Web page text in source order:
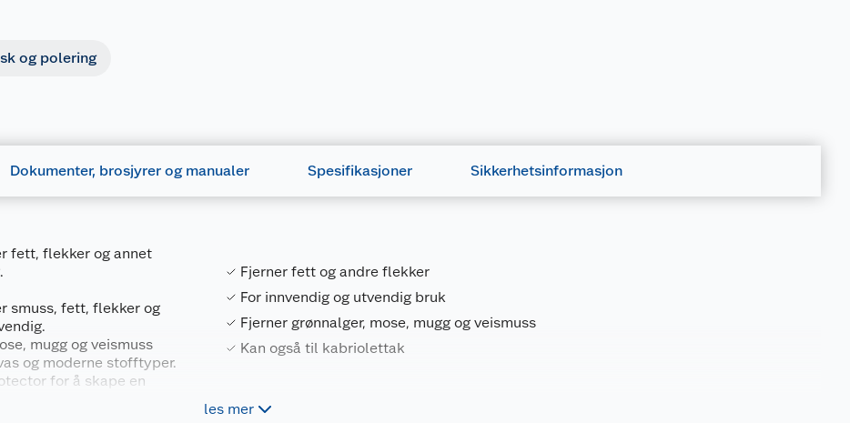
og polering
Dokumenter, brosjyrer og manualer Spesifikasjoner Sikkerhetsinformasjon
fett, flekker og annet
smuss, fett, flekker og
mugg og veismuss
og moderne stofftyper.
for å skape en
Fjerner fett og andre flekker
For innvendig og utvendig bruk
Fjerner grønnalger, mose, mugg og veismuss
Kan også til kabriolettak
les mer